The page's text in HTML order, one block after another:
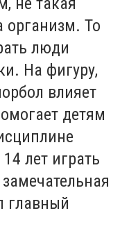
организм. То
люди
На фигуру,
влияет
детям
лет играть
главный